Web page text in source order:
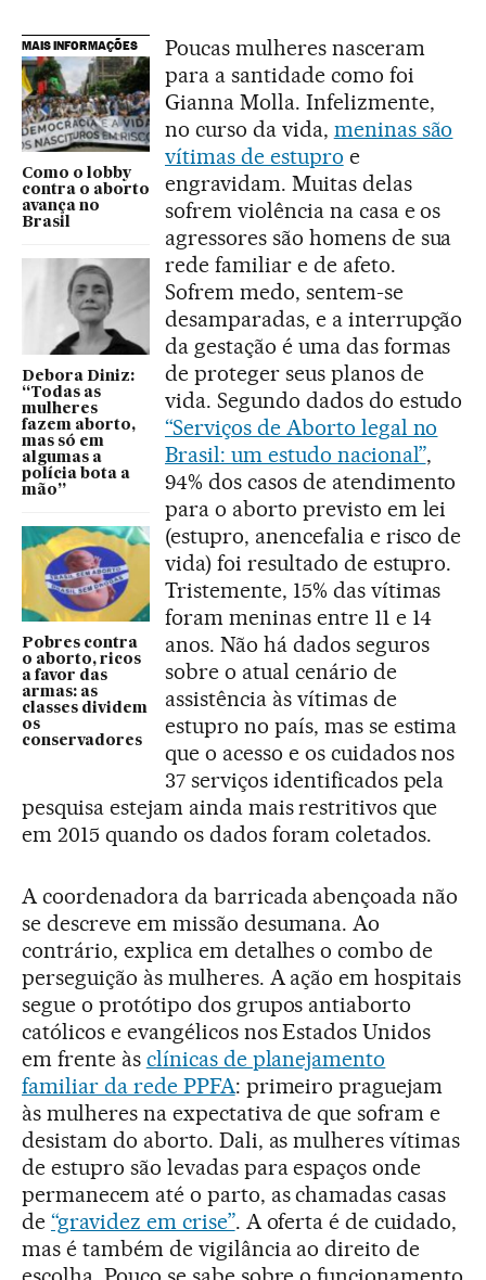
MAIS INFORMAÇÕES
Como o lobby
contra o aborto
avança no
Brasil
Debora Diniz:
“Todas as
mulheres
fazem aborto,
mas só em
algumas a
polícia bota a
mão”
Pobres contra
o aborto, ricos
a favor das
armas: as
classes dividem
os
conservadores
Poucas mulheres nasceram
para a santidade como foi
Gianna Molla. Infelizmente,
no curso da vida, meninas são
vítimas de estupro e
engravidam. Muitas delas
sofrem violência na casa e os
agressores são homens de sua
rede familiar e de afeto.
Sofrem medo, sentem-se
desamparadas, e a interrupção
da gestação é uma das formas
de proteger seus planos de
vida. Segundo dados do estudo
“Serviços de Aborto legal no
Brasil: um estudo nacional”,
94% dos casos de atendimento
para o aborto previsto em lei
(estupro, anencefalia e risco de
vida) foi resultado de estupro.
Tristemente, 15% das vítimas
foram meninas entre 11 e 14
anos. Não há dados seguros
sobre o atual cenário de
assistência às vítimas de
estupro no país, mas se estima
que o acesso e os cuidados nos
37 serviços identificados pela
pesquisa estejam ainda mais restritivos que
em 2015 quando os dados foram coletados.
A coordenadora da barricada abençoada não
se descreve em missão desumana. Ao
contrário, explica em detalhes o combo de
perseguição às mulheres. A ação em hospitais
segue o protótipo dos grupos antiaborto
católicos e evangélicos nos Estados Unidos
em frente às clínicas de planejamento
familiar da rede PPFA: primeiro praguejam
às mulheres na expectativa de que sofram e
desistam do aborto. Dali, as mulheres vítimas
de estupro são levadas para espaços onde
permanecem até o parto, as chamadas casas
de “gravidez em crise”. A oferta é de cuidado,
mas é também de vigilância ao direito de